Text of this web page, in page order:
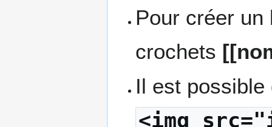
Pour créer
crochets
Il est possible
<img